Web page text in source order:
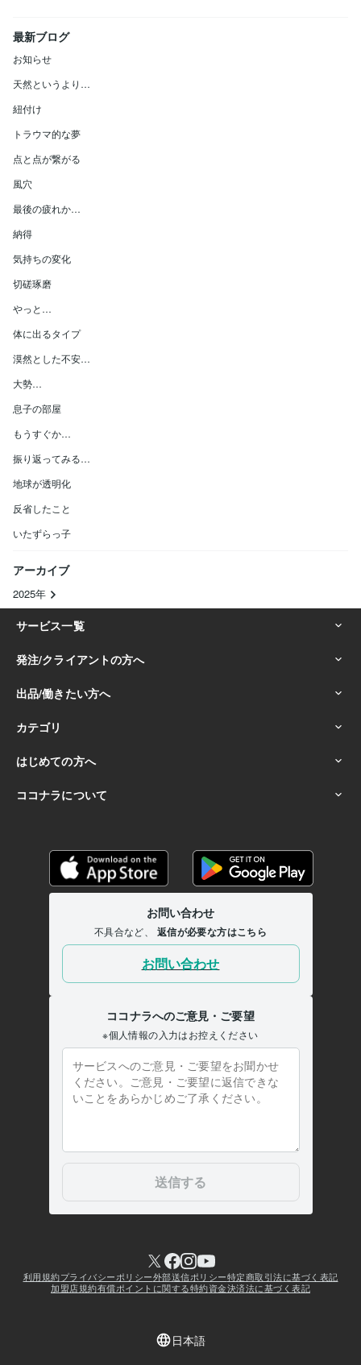
最新ブログ
お知らせ
天然というより…
紐付け
トラウマ的な夢
点と点が繋がる
風穴
最後の疲れか…
納得
気持ちの変化
切磋琢磨
やっと…
体に出るタイプ
漠然とした不安…
大勢…
息子の部屋
もうすぐか…
振り返ってみる…
地球が透明化
反省したこと
いたずらっ子
アーカイブ
2025年